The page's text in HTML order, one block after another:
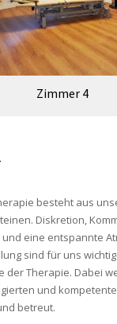
Zimmer 4
besteht aus
Diskretion,
und eine entspannte
sind für uns
der Therapie. Dabei
und
betreut.